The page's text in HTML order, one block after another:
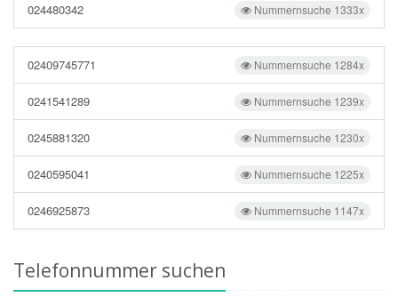
Nummernsuche 1333x
024480342
Nummernsuche 1284x
02409745771
Nummernsuche 1239x
0241541289
Nummernsuche 1230x
0245881320
Nummernsuche 1225x
0240595041
Nummernsuche 1147x
0246925873
Telefonnummer suchen